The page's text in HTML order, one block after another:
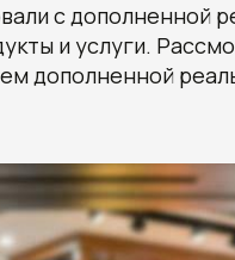
с дополненной
и услуги.
дополненной